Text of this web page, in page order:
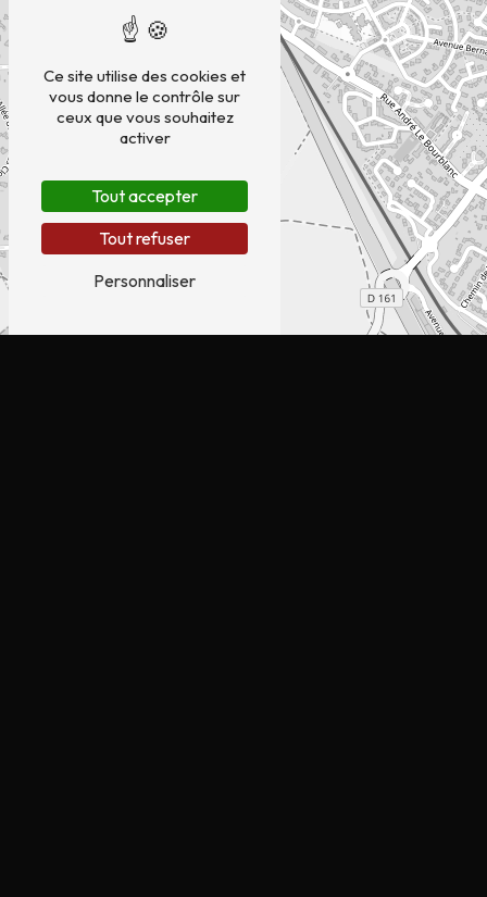
Ce site utilise des cookies et
vous donne le contrôle sur
ceux que vous souhaitez
activer
Tout accepter
Tout refuser
Personnaliser